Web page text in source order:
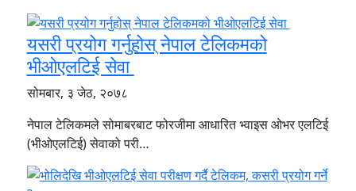
यसरी प्रयोग गर्नुहोस् नेपाल टेलिकमको
भीओएलटिई सेवा
सोमबार, ३ जेठ, २०७८
नेपाल टेलिकमले सोमाबरबाट फोरजीमा आधारित भ्वाइस ओभर एलटिई
(भीओएलटिई) सेवाको परी…